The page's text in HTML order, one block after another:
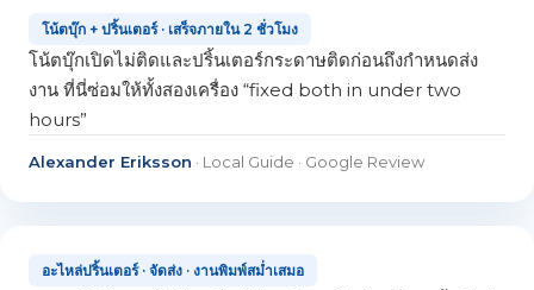
โน้ตบุ๊ก + ปริ้นเตอร์ · เสร็จภายใน 2 ชั่วโมง
โน้ตบุ๊กเปิดไม่ติดและปริ้นเตอร์กระดาษติดก่อนถึงกำหนดส่ง
งาน ที่นี่ซ่อมให้ทั้งสองเครื่อง “fixed both in under two
hours”
Alexander Eriksson · Local Guide · Google Review
อะไหล่ปริ้นเตอร์ · จัดส่ง · งานพิมพ์สม่ำเสมอ